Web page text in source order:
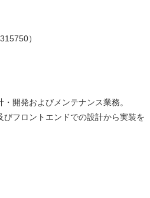
）
開発およびメンテナンス業務。
フロントエンドでの設計から実装を